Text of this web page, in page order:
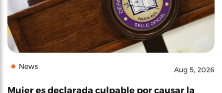
News Aug 5, 2026
Mujer es declarada culpable por causar la